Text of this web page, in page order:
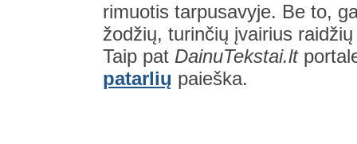
rimuotis tarpusavyje. Be to,
žodžių, turinčių įvairius
Taip pat DainuTekstai.lt
patarlių paieška.